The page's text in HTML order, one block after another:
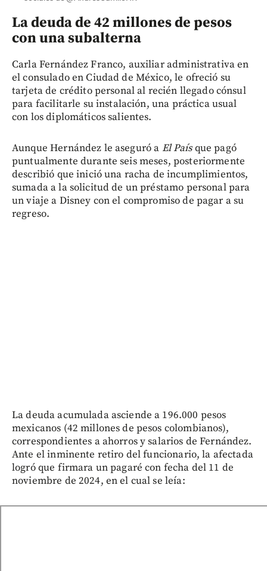
La deuda de 42 millones de pesos
con una subalterna
Carla Fernández Franco, auxiliar administrativa en
el consulado en Ciudad de México, le ofreció su
tarjeta de crédito personal al recién llegado cónsul
para facilitarle su instalación, una práctica usual
con los diplomáticos salientes.
Aunque Hernández le aseguró a El Paísque pagó
puntualmente durante seis meses, posteriormente
describió que inició una racha de incumplimientos,
sumada a la solicitud de un préstamo personal para
un viaje a Disney con el compromiso de pagar a su
regreso.
La deuda acumulada asciende a 196.000 pesos
mexicanos (42 millones de pesos colombianos),
correspondientes a ahorros y salarios de Fernández.
Ante el inminente retiro del funcionario, la afectada
logró que firmara un pagaré con fecha del 11 de
noviembre de 2024, en el cual se leía: